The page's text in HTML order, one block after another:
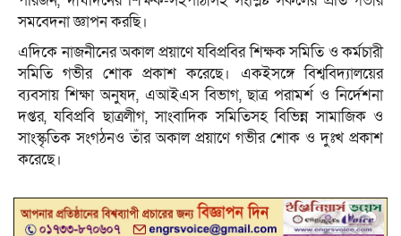
সমবেদনা জ্ঞাপন করছি।
এদিকে নাজনীনের অকাল প্রয়াণে যবিপ্রবির শিক্ষক সমিতি ও কর্মচারী
সমিতি গভীর শোক প্রকাশ করেছে। একইসঙ্গে বিশ্ববিদ্যালয়ের
ব্যবসায় শিক্ষা অনুষদ, এআইএস বিভাগ, ছাত্র পরামর্শ ও নির্দেশনা
দপ্তর, যবিপ্রবি ছাত্রলীগ, সাংবাদিক সমিতিসহ বিভিন্ন সামাজিক ও
সাংস্কৃতিক সংগঠনও তাঁর অকাল প্রয়াণে গভীর শোক ও দুঃখ প্রকাশ
করেছে।